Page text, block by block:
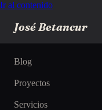
Ir al contenido
José Betancur
Blog
Proyectos
Servicios